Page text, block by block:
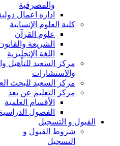
والمصرفية
اداره اعمال
كلية العلوم الإنسانية
علوم القرآن
الشريعة
اللغة الإنجليزية
مركز السعيد للتأهيل
والاستشارات
مركز السعيد للبحث
مركز التعليم عن بعد
الأقسام العلمية
الفصول
القبول و التسجيل
شروط القبول و
التسجيل